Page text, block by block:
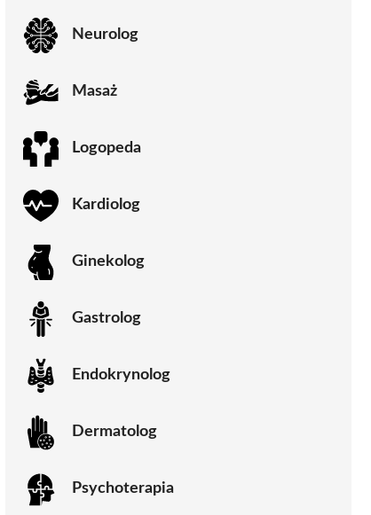
Neurolog
Masaż
Logopeda
Kardiolog
Ginekolog
Gastrolog
Endokrynolog
Dermatolog
Psychoterapia